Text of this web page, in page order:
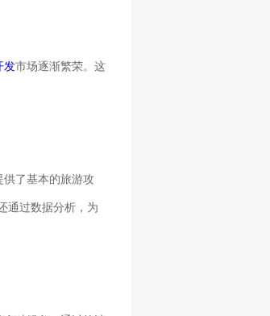
发市场逐渐繁荣。这
供了基本的旅游攻
通过数据分析，为